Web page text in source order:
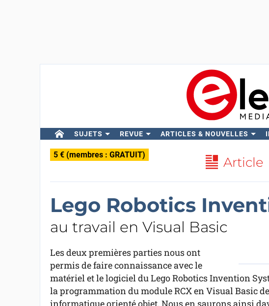
SUJETS REVUE ARTICLES & NOUVELLES
5 € (membres : GRATUIT) Article
Lego Robotics
au travail en Visual Basic
Les deux premières parties nous ont
permis de faire connaissance avec le
matériel et le logiciel du Lego Robotics Invention
la programmation du module RCX en Visual Basic
informatique orienté objet. Nous en saurons ainsi